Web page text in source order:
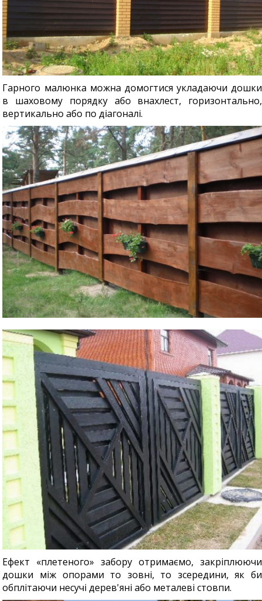
Гарного малюнка можна домогтися укладаючи дошки
в шаховому порядку або внахлест, горизонтально,
вертикально або по діагоналі.
Ефект «плетеного» забору отримаємо, закріплюючи
дошки між опорами то зовні, то зсередини, як би
обплітаючи несучі дерев'яні або металеві стовпи.